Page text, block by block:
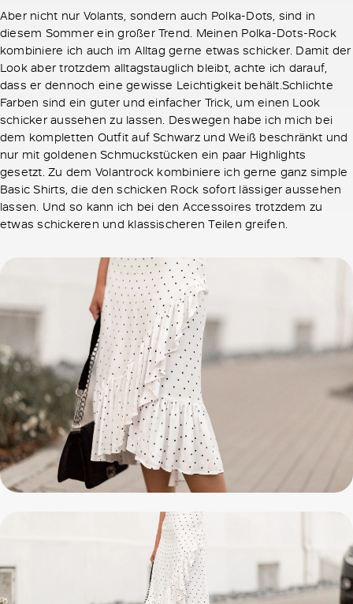
Aber nicht nur Volants, sondern auch Polka-Dots, sind in
diesem Sommer ein großer Trend. Meinen Polka-Dots-Rock
kombiniere ich auch im Alltag gerne etwas schicker. Damit der
Look aber trotzdem alltagstauglich bleibt, achte ich darauf,
dass er dennoch eine gewisse Leichtigkeit behält.Schlichte
Farben sind ein guter und einfacher Trick, um einen Look
schicker aussehen zu lassen. Deswegen habe ich mich bei
dem kompletten Outfit auf Schwarz und Weiß beschränkt und
nur mit goldenen Schmuckstücken ein paar Highlights
gesetzt. Zu dem Volantrock kombiniere ich gerne ganz simple
Basic Shirts, die den schicken Rock sofort lässiger aussehen
lassen. Und so kann ich bei den Accessoires trotzdem zu
etwas schickeren und klassischeren Teilen greifen.